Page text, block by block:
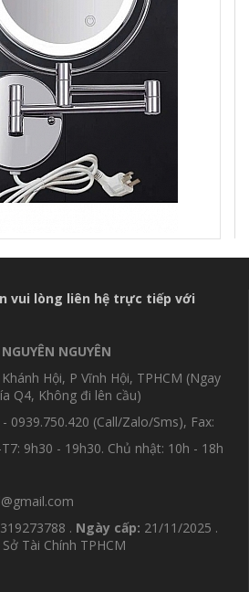
vui lòng liên hệ trực tiếp với
NGUYÊN
Hội, P Vĩnh Hội, TPHCM (Ngay
Q4, Không đi lên cầu)
0939.750.420 (Call/Zalo/Sms), Fax:
9h30 - 19h30. Chủ nhật: 10h - 18h
. Ngày cấp: 21/11/2025 .
Tài Chính TPHCM